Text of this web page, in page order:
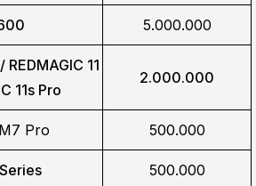
5.000.000
REDMAGIC 11
11s Pro
2.000.000
Pro 500.000
500.000